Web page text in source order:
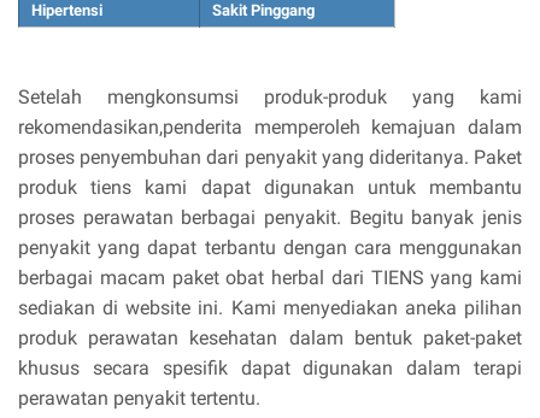
Hipertensi
Sakit Pinggang
Setelah mengkonsumsi produk-produk yang kami
rekomendasikan,penderita memperoleh kemajuan dalam
proses penyembuhan dari penyakit yang dideritanya. Paket
produk tiens kami dapat digunakan untuk membantu
proses perawatan berbagai penyakit. Begitu banyak jenis
penyakit yang dapat terbantu dengan cara menggunakan
berbagai macam paket obat herbal dari TIENS yang kami
sediakan di website ini. Kami menyediakan aneka pilihan
produk perawatan kesehatan dalam bentuk paket-paket
khusus secara spesifik dapat digunakan dalam terapi
perawatan penyakit tertentu.